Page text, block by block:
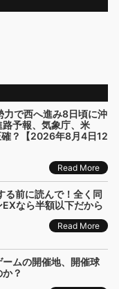
力で西へ進み8日頃に沖
予報、気象庁、米
？【2026年8月4日12
Read More
る前に読んで！全く同
なら半額以下だから
Read More
ムの開催地、開催球
？